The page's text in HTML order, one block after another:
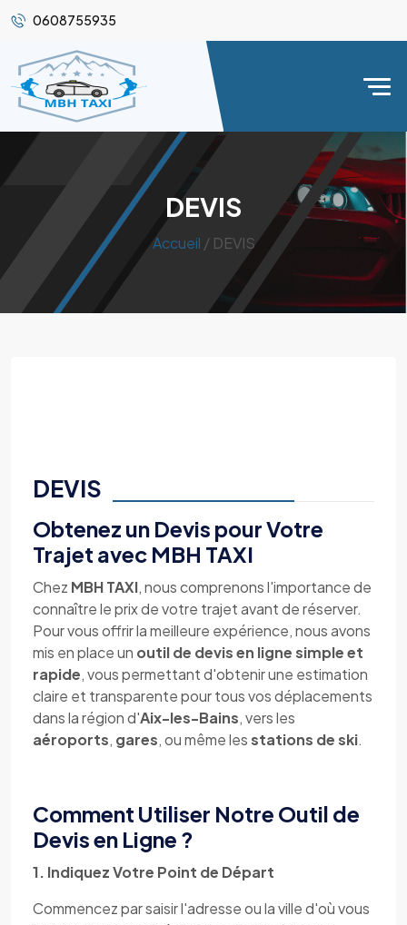
0608755935
DEVIS
Accueil / DEVIS
DEVIS
Obtenez un Devis pour Votre
Trajet avec MBH TAXI
Chez MBH TAXI, nous comprenons l'importance de
connaître le prix de votre trajet avant de réserver.
Pour vous offrir la meilleure expérience, nous avons
mis en place un outil de devis en ligne simple et
rapide, vous permettant d'obtenir une estimation
claire et transparente pour tous vos déplacements
dans la région d'Aix-les-Bains, vers les
aéroports, gares, ou même lesstations de ski.
Comment Utiliser Notre Outil de
Devis en Ligne ?
1. Indiquez Votre Point de Départ
Commencez par saisir l'adresse ou la ville d'où vous